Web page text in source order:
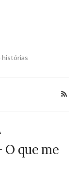
histórias
O que me